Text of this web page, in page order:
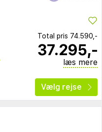
Total pris 74.590,-
37.295,-
læs mere
Vælg rejse